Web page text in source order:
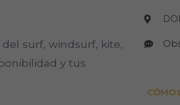
surf, windsurf, kite,
y tus
CÓMO